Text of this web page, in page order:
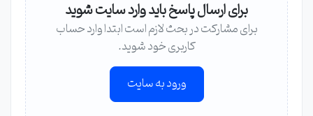
برای ارسال پاسخ باید وارد سایت شوید
برای مشارکت در بحث لازم است ابتدا وارد حساب
کاربری خود شوید.
ورود به سایت